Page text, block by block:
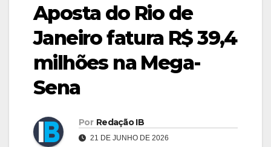
Aposta do Rio de
Janeiro fatura R$ 39,4
milhões na Mega-
Sena
Por Redação IB
21 DE JUNHO DE 2026